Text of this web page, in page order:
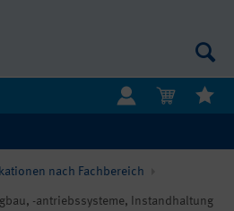
nach Fachbereich
-antriebssysteme, Instandhaltung